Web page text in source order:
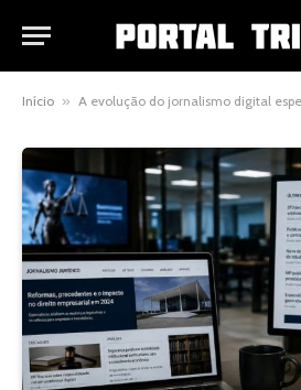
Início » A evolução do jornalismo digital especializado e a busca